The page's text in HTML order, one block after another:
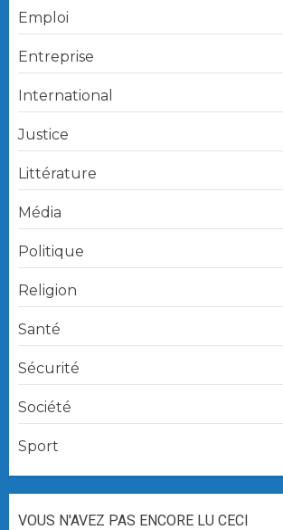
Emploi
Entreprise
International
Justice
Littérature
Média
Politique
Religion
Santé
Sécurité
Société
Sport
VOUS N'AVEZ PAS ENCORE LU CECI